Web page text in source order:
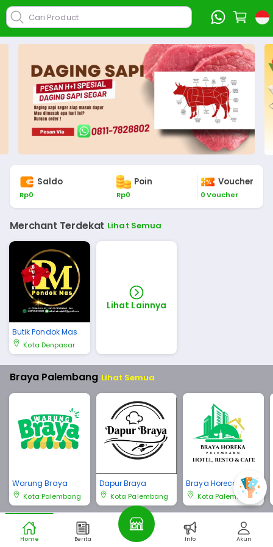
Cari Product
Saldo
Rp0
Poin
Rp0
Voucher
0 Voucher
Merchant Terdekat Lihat Semua
Butik Pondok Mas
Kota Denpasar
Lihat Lainnya
Braya Palembang Lihat Semua
Warung Braya
Kota Palembang
Dapur Braya
Kota Palembang
Braya Horeca Pale
mbang
Kota Palembang
Braya Bali Lihat Semua
Home Berita Info Akun